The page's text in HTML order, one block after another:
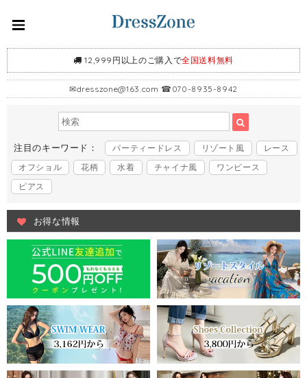
12,999円以上のご購入で全国送料無料
✉dresszone@163.com ☎070-8935-8942
注目のキーワード： パーティードレス リゾート風
レース
オフショル
花柄 水着 チャイナ風
ワンピース
ピアス
お得な情報